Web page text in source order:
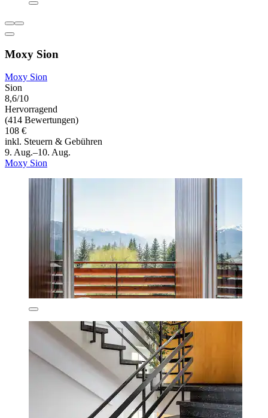
Moxy Sion
Moxy Sion
Sion
8,6/10
Hervorragend
(414 Bewertungen)
108 €
inkl. Steuern & Gebühren
9. Aug.–10. Aug.
Moxy Sion